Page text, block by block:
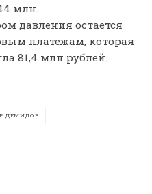
млн.
давления остается
платежам, которая
81,4 млн рублей.
ДЕМИДОВ